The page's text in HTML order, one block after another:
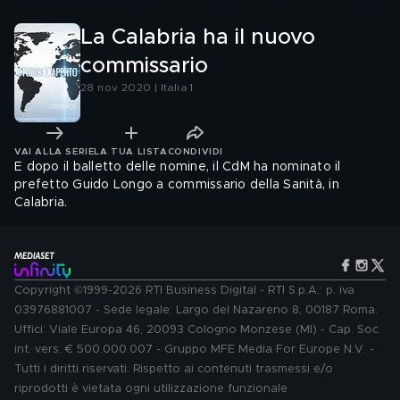
La Calabria ha il nuovo
commissario
28 nov 2020 | Italia 1
VAI ALLA SERIE LA TUA LISTA CONDIVIDI
E dopo il balletto delle nomine, il CdM ha nominato il
prefetto Guido Longo a commissario della Sanità, in
Calabria.
Copyright ©1999-2026 RTI Business Digital - RTI S.p.A.: p. iva
03976881007 - Sede legale: Largo del Nazareno 8, 00187 Roma.
Uffici: Viale Europa 46, 20093 Cologno Monzese (MI) - Cap. Soc.
int. vers. € 500.000.007 - Gruppo MFE Media For Europe N.V. -
Tutti i diritti riservati. Rispetto ai contenuti trasmessi e/o
riprodotti è vietata ogni utilizzazione funzionale